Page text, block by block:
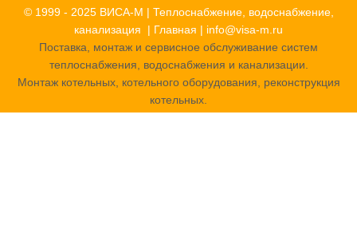
© 1999 - 2025 ВИСА-М | Теплоснабжение, водоснабжение,
канализация | Главная | info@visa-m.ru
Поставка, монтаж и сервисное обслуживание систем
теплоснабжения, водоснабжения и канализации.
Монтаж котельных, котельного оборудования, реконструкция
котельных.